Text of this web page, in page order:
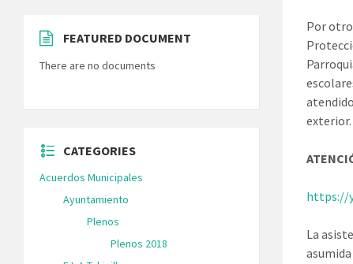
Por
exterior.
https://
La
FEATURED DOCUMENT
There are no documents
CATEGORIES
Acuerdos Municipales
Ayuntamiento
Plenos
Plenos 2018